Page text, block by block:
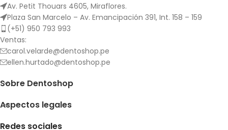
Av. Petit Thouars 4605, Miraflores.
Plaza San Marcelo – Av. Emancipación 391, Int. 158 – 159
(+51) 950 793 993
Ventas:
carol.velarde@dentoshop.pe
ellen.hurtado@dentoshop.pe
Sobre Dentoshop
Aspectos legales
Redes sociales